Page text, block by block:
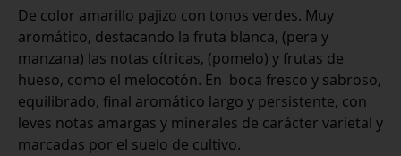
De color amarillo pajizo con tonos verdes. Muy
aromático, destacando la fruta blanca, (pera y
manzana) las notas cítricas, (pomelo) y frutas de
hueso, como el melocotón. En boca fresco y sabroso,
equilibrado, final aromático largo y persistente, con
leves notas amargas y minerales de carácter varietal y
marcadas por el suelo de cultivo.